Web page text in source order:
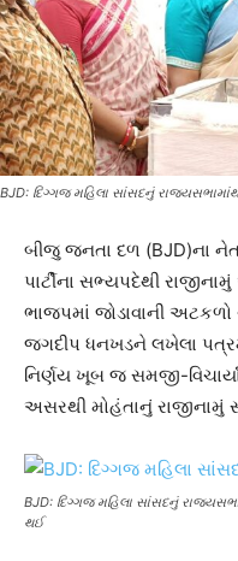
BJD: દિગ્ગજ મહિલા સાંસદનું
બીજુ જનતા દળ (BJD)ના
પાર્ટીના સભ્યપદેથી
ભાજપમાં જોડાવાની
જગદીપ ધનખડને લખેલા
નિર્ણય ખૂબ જ સમજી-
અસરથી મોહંતાનું રાજીનામું
BJD: દિગ્ગજ મહિલા સાંસદનું
થઈ